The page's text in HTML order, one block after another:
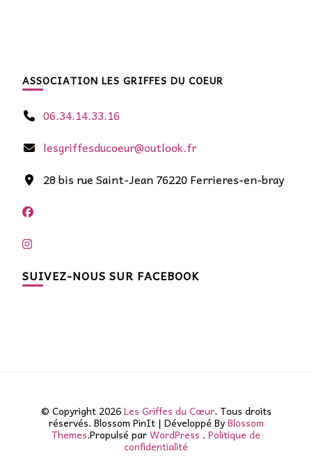
ASSOCIATION LES GRIFFES DU COEUR
06.34.14.33.16
lesgriffesducoeur@outlook.fr
28 bis rue Saint-Jean 76220 Ferrieres-en-bray
SUIVEZ-NOUS SUR FACEBOOK
© Copyright 2026Les Griffes du Cœur. Tous droits
réservés. Blossom PinIt | Développé ByBlossom
Themes.Propulsé parWordPress . Politique de
confidentialité